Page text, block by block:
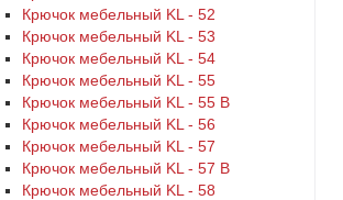
Крючок мебельный KL - 52
Крючок мебельный KL - 53
Крючок мебельный KL - 54
Крючок мебельный KL - 55
Крючок мебельный KL - 55 B
Крючок мебельный KL - 56
Крючок мебельный KL - 57
Крючок мебельный KL - 57 B
Крючок мебельный KL - 58